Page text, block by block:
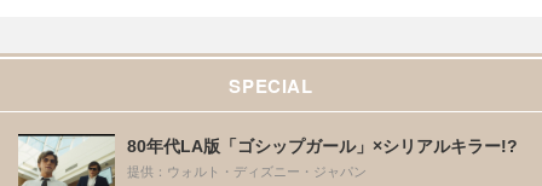
SPECIAL
80年代LA版「ゴシップガール」×シリアルキラー!?
提供：ウォルト・ディズニー・ジャパン